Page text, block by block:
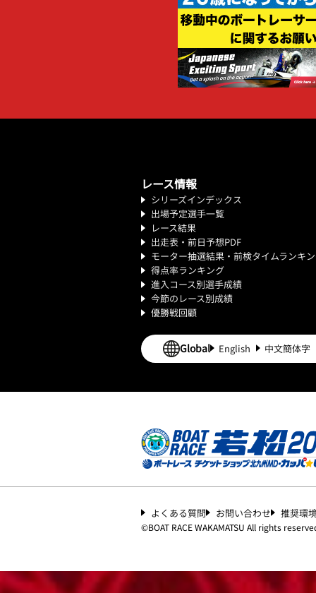
レース情報
シリーズインデックス
出場予定選手一覧
レース結果
出走表・前日予想PDF
モーター抽選結果・前検タイムランキ
得点率ランキング
進入コース別選手成績
今節のレース別成績
優勝戦回顧
Global English 中文簡体字
よくある質問 お問い合わせ 推奨環
©︎BOAT RACE WAKAMATSU All rights